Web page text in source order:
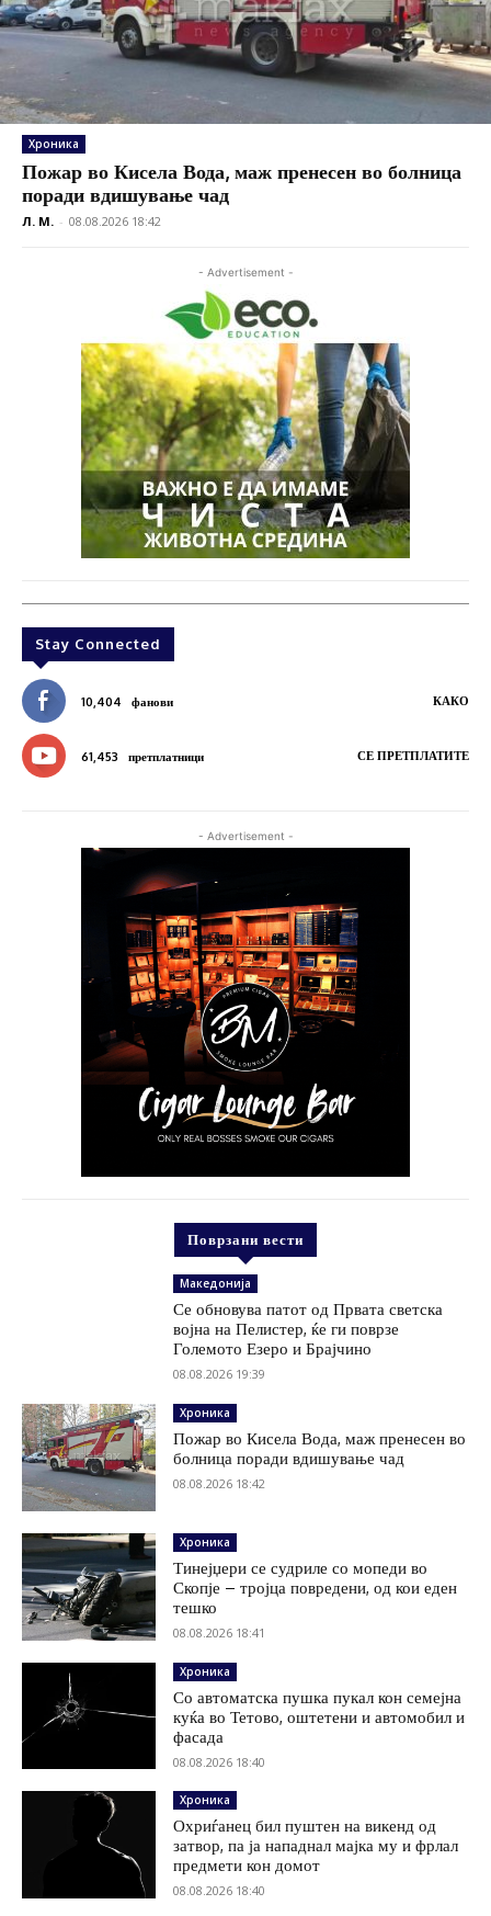
Хроника
Пожар во Кисела Вода, маж пренесен во болница
поради вдишување чад
Л. М. - 08.08.2026 18:42
- Advertisement -
Stay Connected
10,404 фанови КАКО
61,453 претплатници СЕ ПРЕТПЛАТИТЕ
- Advertisement -
Поврзани вести
Македонија
Се обновува патот од Првата светска
војна на Пелистер, ќе ги поврзе
Големото Езеро и Брајчино
08.08.2026 19:39
Хроника
Пожар во Кисела Вода, маж пренесен во
болница поради вдишување чад
08.08.2026 18:42
Хроника
Тинејџери се судриле со мопеди во
Скопје – тројца повредени, од кои еден
тешко
08.08.2026 18:41
Хроника
Со автоматска пушка пукал кон семејна
куќа во Тетово, оштетени и автомобил и
фасада
08.08.2026 18:40
Хроника
Охриѓанец бил пуштен на викенд од
затвор, па ја нападнал мајка му и фрлал
предмети кон домот
08.08.2026 18:40